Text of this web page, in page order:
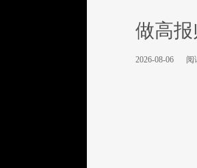
做高报
2026-08-06 阅